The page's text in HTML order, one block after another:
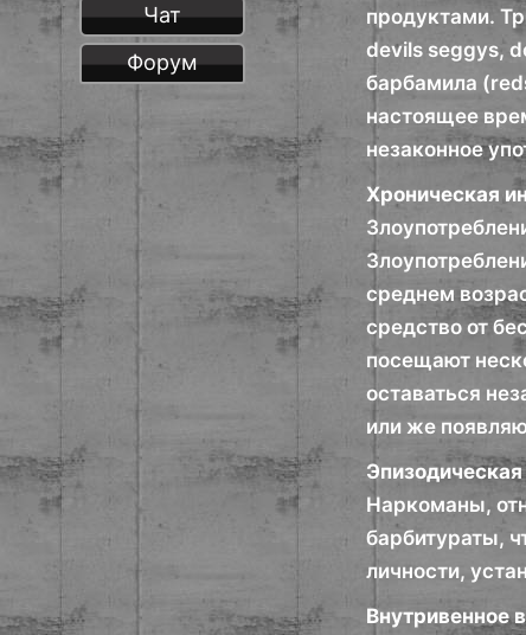
продуктами.
devils seggys,
барбамила
настоящее
незаконное
Хроническая
среднем
средство от
посещают
оставаться
или же
Наркоманы,
барбитураты,
личности,
Внутривенное
Чат
Форум